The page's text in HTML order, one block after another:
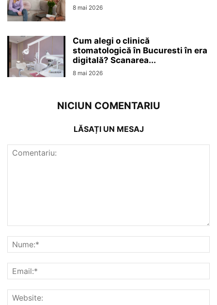
8 mai 2026
Cum alegi o clinică
stomatologică în Bucuresti în era
digitală? Scanarea...
8 mai 2026
NICIUN COMENTARIU
LĂSAȚI UN MESAJ